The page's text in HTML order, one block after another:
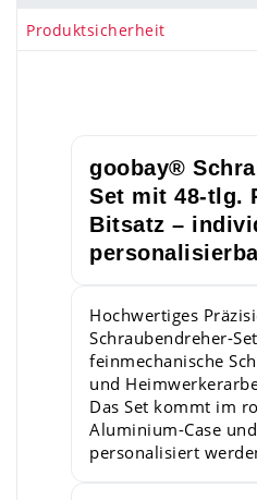
Produktsicherheit
goobay®
Set mit 48-tlg.
Bitsatz –
Hochwertiges
Schraubendreher-
feinmechanische
und
Das Set kommt im
Aluminium-Case
personalisiert